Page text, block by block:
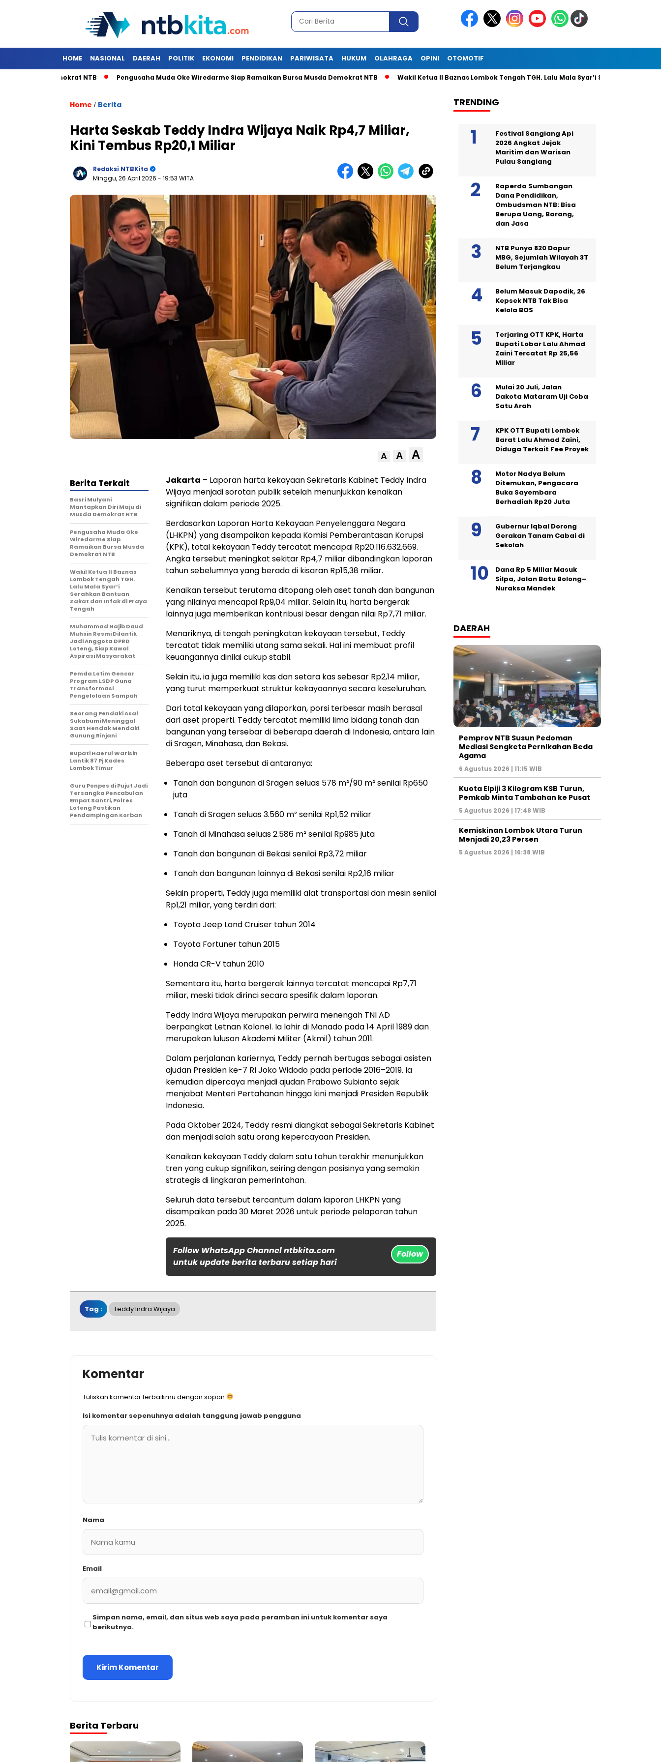
HOME NASIONAL DAERAH POLITIK EKONOMI PENDIDIKAN PARIWISATA HUKUM OLAHRAGA OPINI OTOMOTIF
Demokrat NTB Pengusaha Muda Oke Wiredarme Siap Ramaikan Bursa Musda Demokrat NTB Wakil Ketua II Baznas Lombok Tengah TGH. Lalu Mala Syar’i Serahkan Bantuan Zakat
Home / Berita
Harta Seskab Teddy Indra Wijaya Naik Rp4,7 Miliar,
Kini Tembus Rp20,1 Miliar
Redaksi NTBKita
Minggu, 26 April 2026 - 19:53 WITA
A A A
Jakarta – Laporan harta kekayaan Sekretaris Kabinet Teddy Indra
Wijaya menjadi sorotan publik setelah menunjukkan kenaikan
signifikan dalam periode 2025.
Berdasarkan Laporan Harta Kekayaan Penyelenggara Negara
(LHKPN) yang disampaikan kepada Komisi Pemberantasan Korupsi
(KPK), total kekayaan Teddy tercatat mencapai Rp20.116.632.669.
Angka tersebut meningkat sekitar Rp4,7 miliar dibandingkan laporan
tahun sebelumnya yang berada di kisaran Rp15,38 miliar.
Kenaikan tersebut terutama ditopang oleh aset tanah dan bangunan
yang nilainya mencapai Rp9,04 miliar. Selain itu, harta bergerak
lainnya juga memberikan kontribusi besar dengan nilai Rp7,71 miliar.
Menariknya, di tengah peningkatan kekayaan tersebut, Teddy
tercatat tidak memiliki utang sama sekali. Hal ini membuat profil
keuangannya dinilai cukup stabil.
Selain itu, ia juga memiliki kas dan setara kas sebesar Rp2,14 miliar,
yang turut memperkuat struktur kekayaannya secara keseluruhan.
Dari total kekayaan yang dilaporkan, porsi terbesar masih berasal
dari aset properti. Teddy tercatat memiliki lima bidang tanah dan
bangunan yang tersebar di beberapa daerah di Indonesia, antara lain
di Sragen, Minahasa, dan Bekasi.
Beberapa aset tersebut di antaranya:
Tanah dan bangunan di Sragen seluas 578 m²/90 m² senilai Rp650
juta
Tanah di Sragen seluas 3.560 m² senilai Rp1,52 miliar
Tanah di Minahasa seluas 2.586 m² senilai Rp985 juta
Tanah dan bangunan di Bekasi senilai Rp3,72 miliar
Tanah dan bangunan lainnya di Bekasi senilai Rp2,16 miliar
Selain properti, Teddy juga memiliki alat transportasi dan mesin senilai
Rp1,21 miliar, yang terdiri dari:
Toyota Jeep Land Cruiser tahun 2014
Toyota Fortuner tahun 2015
Honda CR-V tahun 2010
Sementara itu, harta bergerak lainnya tercatat mencapai Rp7,71
miliar, meski tidak dirinci secara spesifik dalam laporan.
Teddy Indra Wijaya merupakan perwira menengah TNI AD
berpangkat Letnan Kolonel. Ia lahir di Manado pada 14 April 1989 dan
merupakan lulusan Akademi Militer (Akmil) tahun 2011.
Dalam perjalanan kariernya, Teddy pernah bertugas sebagai asisten
ajudan Presiden ke-7 RI Joko Widodo pada periode 2016–2019. Ia
kemudian dipercaya menjadi ajudan Prabowo Subianto sejak
menjabat Menteri Pertahanan hingga kini menjadi Presiden Republik
Indonesia.
Pada Oktober 2024, Teddy resmi diangkat sebagai Sekretaris Kabinet
dan menjadi salah satu orang kepercayaan Presiden.
Kenaikan kekayaan Teddy dalam satu tahun terakhir menunjukkan
tren yang cukup signifikan, seiring dengan posisinya yang semakin
strategis di lingkaran pemerintahan.
Seluruh data tersebut tercantum dalam laporan LHKPN yang
disampaikan pada 30 Maret 2026 untuk periode pelaporan tahun
2025.
Follow WhatsApp Channel ntbkita.com
untuk update berita terbaru setiap hari
Follow
Berita Terkait
Basri Mulyani
Mantapkan Diri Maju di
Musda Demokrat NTB
Pengusaha Muda Oke
Wiredarme Siap
Ramaikan Bursa Musda
Demokrat NTB
Wakil Ketua II Baznas
Lombok Tengah TGH.
Lalu Mala Syar’i
Serahkan Bantuan
Zakat dan Infak di Praya
Tengah
Muhammad Najib Daud
Muhsin Resmi Dilantik
Jadi Anggota DPRD
Loteng, Siap Kawal
Aspirasi Masyarakat
Pemda Lotim Gencar
Program LSDP Guna
Transformasi
Pengelolaan Sampah
‎Seorang Pendaki Asal
Sukabumi Meninggal
Saat Hendak Mendaki
Gunung Rinjani
Bupati Haerul Warisin
Lantik 87 Pj Kades
Lombok Timur
Guru Ponpes di Pujut Jadi
Tersangka Pencabulan
Empat Santri, Polres
Loteng Pastikan
Pendampingan Korban
Tag : Teddy Indra Wijaya
Komentar
Tuliskan komentar terbaikmu dengan sopan
Isi komentar sepenuhnya adalah tanggung jawab pengguna
Nama
Email
Simpan nama, email, dan situs web saya pada peramban ini untuk komentar saya
berikutnya.
Berita Terbaru
TRENDING
Festival Sangiang Api
2026 Angkat Jejak
Maritim dan Warisan
Pulau Sangiang
Raperda Sumbangan
Dana Pendidikan,
Ombudsman NTB: Bisa
Berupa Uang, Barang,
dan Jasa
NTB Punya 820 Dapur
MBG, Sejumlah Wilayah 3T
Belum Terjangkau
Belum Masuk Dapodik, 26
Kepsek NTB Tak Bisa
Kelola BOS
Terjaring OTT KPK, Harta
Bupati Lobar Lalu Ahmad
Zaini Tercatat Rp 25,56
Miliar
Mulai 20 Juli, Jalan
Dakota Mataram Uji Coba
Satu Arah
KPK OTT Bupati Lombok
Barat Lalu Ahmad Zaini,
Diduga Terkait Fee Proyek
Motor Nadya Belum
Ditemukan, Pengacara
Buka Sayembara
Berhadiah Rp20 Juta
Gubernur Iqbal Dorong
Gerakan Tanam Cabai di
Sekolah
Dana Rp 5 Miliar Masuk
Silpa, Jalan Batu Bolong–
Nuraksa Mandek
DAERAH
Pemprov NTB Susun Pedoman
Mediasi Sengketa Pernikahan Beda
Agama
6 Agustus 2026 | 11:15 WIB
Kuota Elpiji 3 Kilogram KSB Turun,
Pemkab Minta Tambahan ke Pusat
5 Agustus 2026 | 17:48 WIB
Kemiskinan Lombok Utara Turun
Menjadi 20,23 Persen
5 Agustus 2026 | 16:38 WIB